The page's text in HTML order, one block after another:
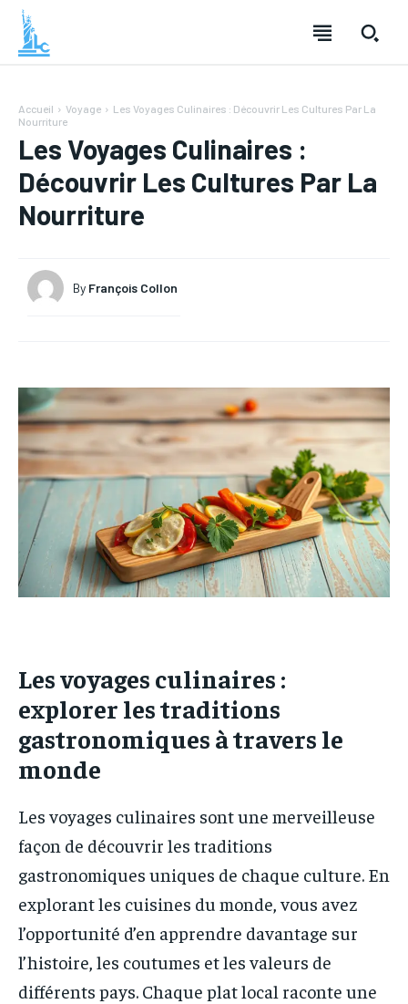
SANTÉ
MODE
FINANCE
VOYAGE
CUISINE
SPORT
ENTREPRISE
MARKETING
SANTÉ
MODE
FINANCE
VOYAGE
CUISINE
SPORT
ENTREPRISE
MARKETING
Accueil Voyage
Les Voyages Culinaires : Découvrir Les Cultures Par La
Nourriture
Les Voyages Culinaires :
Découvrir Les Cultures Par La
Nourriture
By François Collon
Les voyages culinaires :
explorer les traditions
gastronomiques à travers le
monde
Les voyages culinaires sont une merveilleuse
façon de découvrir les traditions
gastronomiques uniques de chaque culture. En
explorant les cuisines du monde, vous avez
l’opportunité d’en apprendre davantage sur
l’histoire, les coutumes et les valeurs de
différents pays. Chaque plat local raconte une